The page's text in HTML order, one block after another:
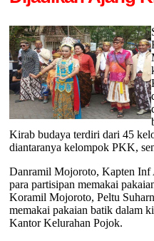
Kirab budaya terdiri dari 45
diantaranya kelompok PKK,
Danramil Mojoroto, Kapten Inf
para partisipan memakai
Koramil Mojoroto, Peltu
memakai pakaian batik dalam
Kantor Kelurahan Pojok.